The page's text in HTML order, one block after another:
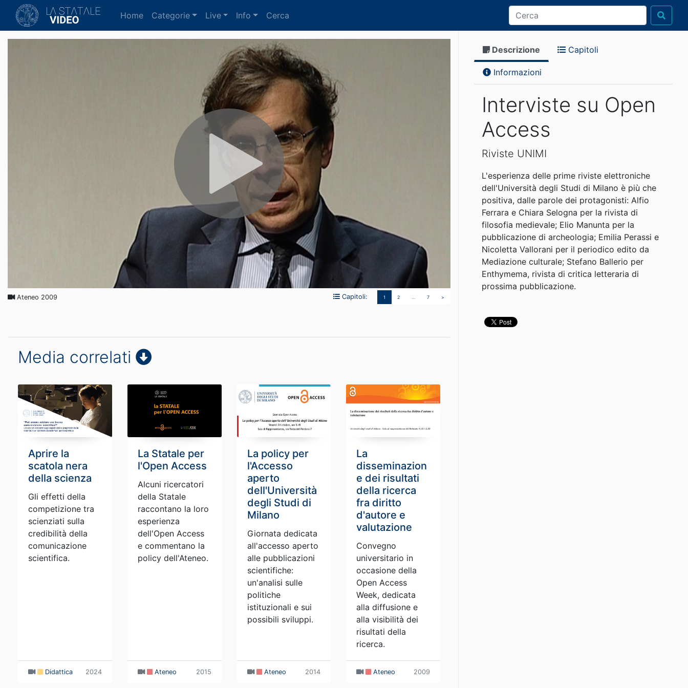
Home(current)
Categorie Live Info Cerca
Ateneo 2009 Capitoli: 1 2 7 >
Media correlati
Aprire la
scatola nera
della scienza
Gli effetti della
competizione tra
scienziati sulla
credibilità della
comunicazione
scientifica.
Didattica 2024
La Statale per
l'Open Access
Alcuni ricercatori
della Statale
raccontano la loro
esperienza
dell'Open Access
e commentano la
policy dell'Ateneo.
Ateneo 2015
La policy per
l'Accesso
aperto
dell'Università
degli Studi di
Milano
Giornata dedicata
all'accesso aperto
alle pubblicazioni
scientifiche:
un'analisi sulle
politiche
istituzionali e sui
possibili sviluppi.
Ateneo 2014
La
disseminazion
e dei risultati
della ricerca
fra diritto
d'autore e
valutazione
Convegno
universitario in
occasione della
Open Access
Week, dedicata
alla diffusione e
alla visibilità dei
risultati della
ricerca.
Ateneo 2009
Descrizione Capitoli
Informazioni
Interviste su Open
Access
Riviste UNIMI
L'esperienza delle prime riviste elettroniche
dell'Università degli Studi di Milano è più che
positiva, dalle parole dei protagonisti: Alfio
Ferrara e Chiara Selogna per la rivista di
filosofia medievale; Elio Manunta per la
pubblicazione di archeologia; Emilia Perassi e
Nicoletta Vallorani per il periodico edito da
Mediazione culturale; Stefano Ballerio per
Enthymema, rivista di critica letteraria di
prossima pubblicazione.